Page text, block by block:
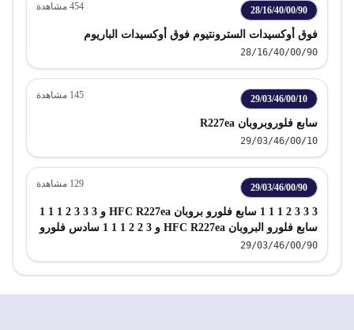
28/16/40/00/90
454 مشاهدة
فوق أوكسيدات السترونتيوم فوق أوكسيدات الباريوم
28/16/40/00/90
29/03/46/00/10
145 مشاهدة
سابع فلوروبروبان R227ea
29/03/46/00/10
29/03/46/00/90
129 مشاهدة
3 3 3 2 1 1 1 سابع فلورو بروبان HFC R227ea و 3 3 3 2 1 1 1
سابع فلورو البروبان HFC R227ea و 3 2 2 1 1 1 سادس فلورو
HFC R236ea و 3 3 3 1 1 1 سادس فلورو البروبان HFC
R236fa
29/03/46/00/90